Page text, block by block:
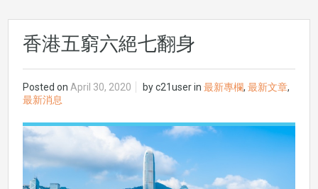
香港五窮六絕七翻身
Posted on April 30, 2020 byc21userin最新專欄,最新文章,
最新消息